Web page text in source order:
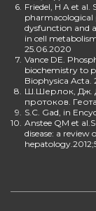
6. Friedel, H A et
pharmacological
dysfunction and
in cell
25.06.2020
7. Vance DE.
biochemistry to
Biophysica Acta.
8. Ш.Шерлок, Дж.
протоков.
9. S.C. Gad, in
10. Anstee QM et
disease: a review